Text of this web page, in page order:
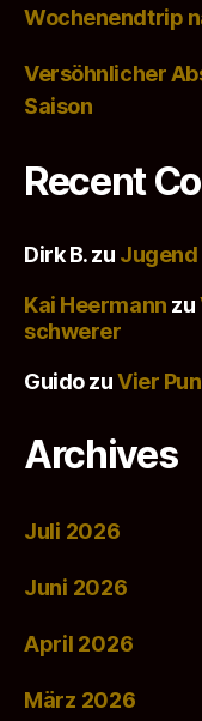
Wochenendtrip
Versöhnlicher
Saison
Recent
Dirk B.zu Jugend
Kai Heermann zu
schwerer
GuidozuVier
Archives
Juli 2026
Juni 2026
April 2026
März 2026